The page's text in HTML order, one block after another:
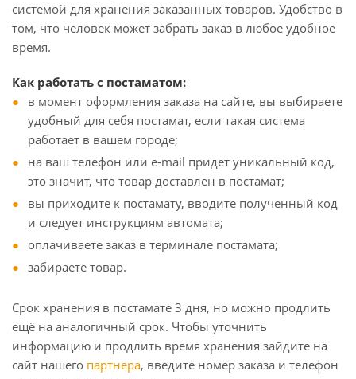
системой для хранения заказанных товаров. Удобство в
том, что человек может забрать заказ в любое удобное
время.
Как работать с постаматом:
в момент оформления заказа на сайте, вы выбираете
удобный для себя постамат, если такая система
работает в вашем городе;
на ваш телефон или e-mail придет уникальный код,
это значит, что товар доставлен в постамат;
вы приходите к постамату, вводите полученный код
и следует инструкциям автомата;
оплачиваете заказ в терминале постамата;
забираете товар.
Срок хранения в постамате 3 дня, но можно продлить
ещё на аналогичный срок. Чтобы уточнить
информацию и продлить время хранения зайдите на
сайт нашего партнера, введите номер заказа и телефон